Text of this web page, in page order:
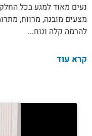
נעים מאוד למגע בכל
מצעים מובנה, מרווח,
להרמה קלה ונוח...
קרא עוד